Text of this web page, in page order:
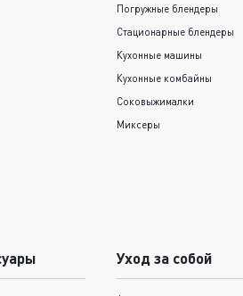
Погружные блендеры
Стационарные блендеры
Кухонные машины
Кухонные комбайны
Соковыжималки
Миксеры
Уход за собой